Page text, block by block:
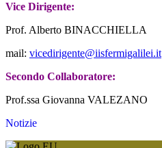
Vice Dirigente:
Prof. Alberto BINACCHIELLA
mail: vicedirigente@iisfermigalilei.it
Secondo Collaboratore:
Prof.ssa Giovanna VALEZANO
Notizie